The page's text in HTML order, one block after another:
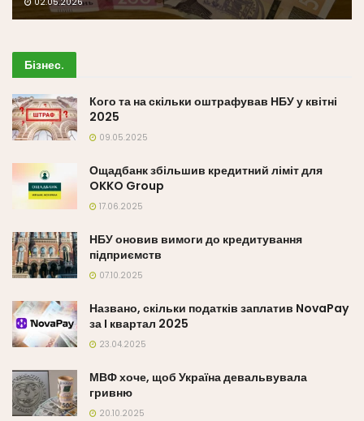
Бізнес.
Кого та на скільки оштрафував НБУ у квітні
2025
09.05.2025
Ощадбанк збільшив кредитний ліміт для
OKKO Group
17.06.2025
НБУ оновив вимоги до кредитування
підприємств
07.10.2025
Названо, скільки податків заплатив NovaPay
за I квартал 2025
23.04.2025
МВФ хоче, щоб Україна девальвувала
гривню
20.10.2025